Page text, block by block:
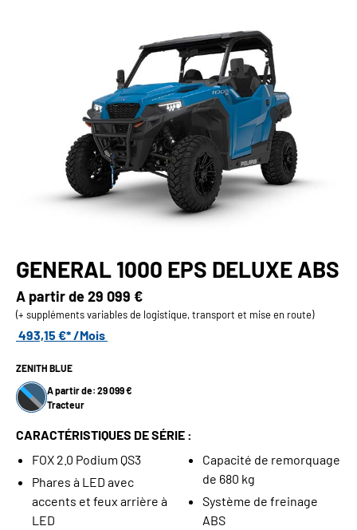
GENERAL 1000 EPS DELUXE ABS
A partir de29 099 €
(+ suppléments variables de logistique, transport et mise en route)
493,15 €* /Mois
ZENITH BLUE
A partir de: 29 099 €
Tracteur
CARACTÉRISTIQUES DE SÉRIE :
FOX 2.0 Podium QS3
Phares à LED avec
accents et feux arrière à
LED
Capacité de remorquage
de 680 kg
Système de freinage
ABS